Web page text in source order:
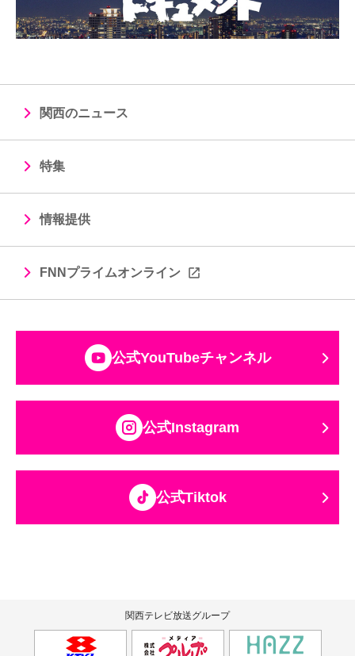
関西のニュース
特集
情報提供
FNNプライムオンライン
公式YouTubeチャンネル
公式Instagram
公式Tiktok
関西テレビ放送グループ